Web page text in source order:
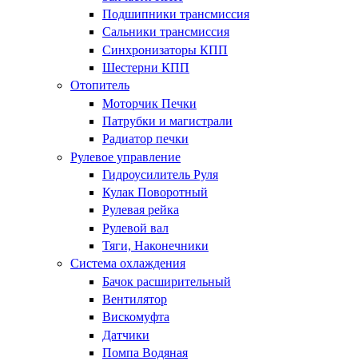
Подшипники трансмиссия
Сальники трансмиссия
Синхронизаторы КПП
Шестерни КПП
Отопитель
Моторчик Печки
Патрубки и магистрали
Радиатор печки
Рулевое управление
Гидроусилитель Руля
Кулак Поворотный
Рулевая рейка
Рулевой вал
Тяги, Наконечники
Система охлаждения
Бачок расширительный
Вентилятор
Вискомуфта
Датчики
Помпа Водяная